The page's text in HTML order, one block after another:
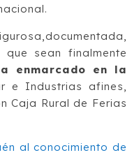
sean finalmente
enmarcado en la
e Industrias afines,
Caja Rural de Ferias
al conocimiento de